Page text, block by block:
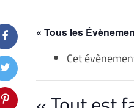
« Tous les
Cet